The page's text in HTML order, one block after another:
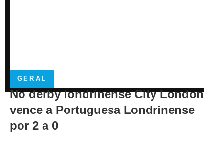
GERAL
No derby londrinense City London
vence a Portuguesa Londrinense
por 2 a 0